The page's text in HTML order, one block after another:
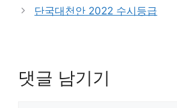
단국대천안 2022 수시등급
댓글 남기기